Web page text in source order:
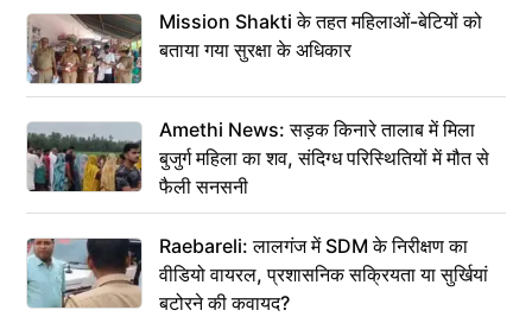
Mission Shakti के तहत महिलाओं-बेटियों को
बताया गया सुरक्षा के अधिकार
Amethi News: सड़क किनारे तालाब में मिला
बुजुर्ग महिला का शव, संदिग्ध परिस्थितियों में मौत से
फैली सनसनी
Raebareli: लालगंज में SDM के निरीक्षण का
वीडियो वायरल, प्रशासनिक सक्रियता या सुर्खियां
बटोरने की कवायद?